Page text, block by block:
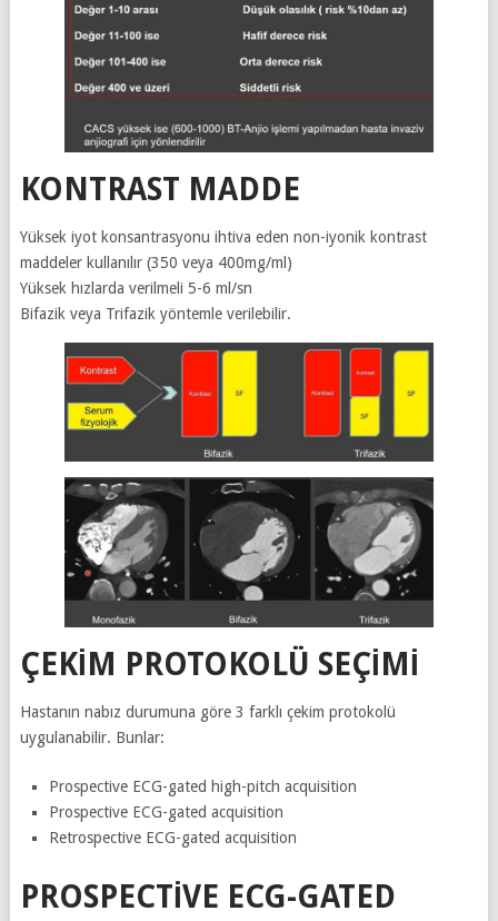
KONTRAST MADDE
Yüksek iyot konsantrasyonu ihtiva eden non-iyonik kontrast
maddeler kullanılır (350 veya 400mg/ml)
Yüksek hızlarda verilmeli 5-6 ml/sn
Bifazik veya Trifazik yöntemle verilebilir.
ÇEKIM PROTOKOLÜ SEÇIMI
Hastanın nabız durumuna göre 3 farklı çekim protokolü
uygulanabilir. Bunlar:
Prospective ECG-gated high-pitch acquisition
Prospective ECG-gated acquisition
Retrospective ECG-gated acquisition
PROSPECTIVE ECG-GATED